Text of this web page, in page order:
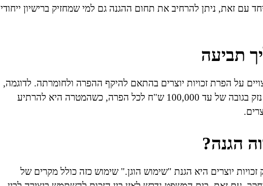
עם זאת, ניתן להרחיב את תחום ההגנה גם למי שמחזיק ברישיון ייחודי
תביעה
על הפרת זכויות יוצרים בהתאם להיקף ההפרה ולחומרתה. לדוגמה,
החוק מתיר פסיקת פיצויים ללא הוכחת נזק בגובה של עד 100,000 ש"ח לכל הפרה, כשהמטרה היא להרתיע
הגנה?
יוצרים היא הגנת "שימוש הוגן." שימוש כזה כולל מקרים של